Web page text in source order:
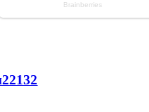
22132